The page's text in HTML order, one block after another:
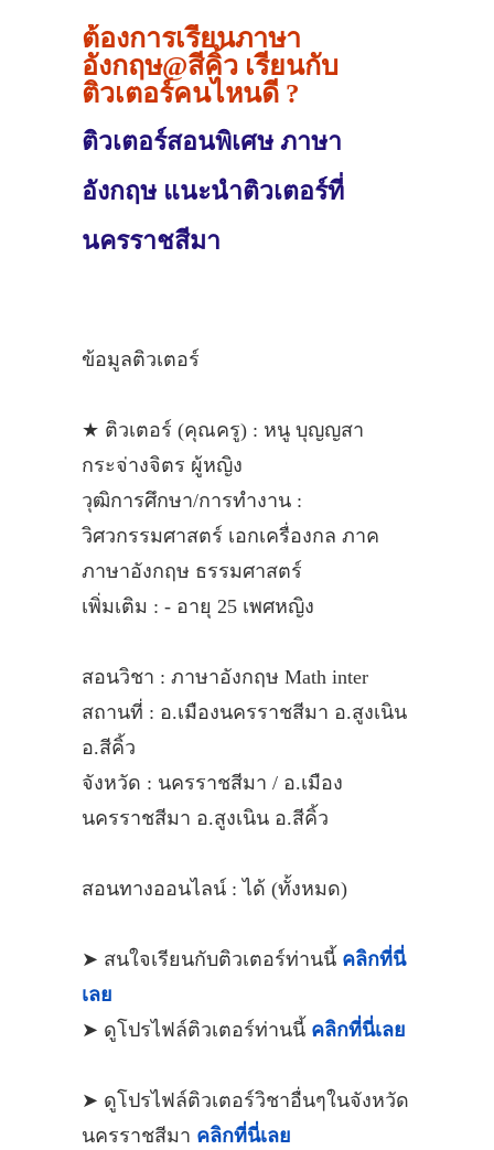
ต้องการเรียนภาษา
อังกฤษ@สีคิ้ว เรียนกับ
ติวเตอร์คนไหนดี ?
ติวเตอร์สอนพิเศษ ภาษา
อังกฤษ แนะนำติวเตอร์ที่
นครราชสีมา
ข้อมูลติวเตอร์
★ ติวเตอร์ (คุณครู) : หนู บุญญสา
กระจ่างจิตร ผู้หญิง
วุฒิการศึกษา/การทำงาน :
วิศวกรรมศาสตร์ เอกเครื่องกล ภาค
ภาษาอังกฤษ ธรรมศาสตร์
เพิ่มเติม : - อายุ 25 เพศหญิง
สอนวิชา : ภาษาอังกฤษ Math inter
สถานที่ : อ.เมืองนครราชสีมา อ.สูงเนิน
อ.สีคิ้ว
จังหวัด : นครราชสีมา / อ.เมือง
นครราชสีมา อ.สูงเนิน อ.สีคิ้ว
สอนทางออนไลน์ : ได้ (ทั้งหมด)
➤ สนใจเรียนกับติวเตอร์ท่านนี้ คลิกที่นี่
เลย
➤ ดูโปรไฟล์ติวเตอร์ท่านนี้ คลิกที่นี่เลย
➤ ดูโปรไฟล์ติวเตอร์วิชาอื่นๆในจังหวัด
นครราชสีมา คลิกที่นี่เลย